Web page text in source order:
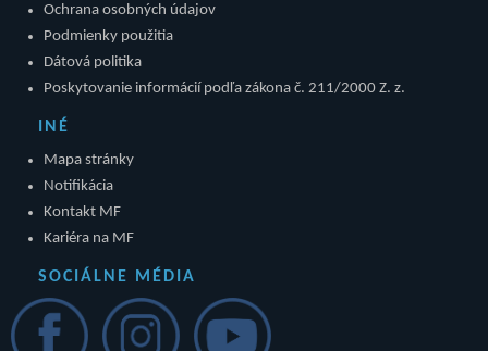
Ochrana osobných údajov
Podmienky použitia
Dátová politika
Poskytovanie informácií podľa zákona č. 211/2000 Z. z.
INÉ
Mapa stránky
Notifikácia
Kontakt MF
Kariéra na MF
SOCIÁLNE MÉDIA